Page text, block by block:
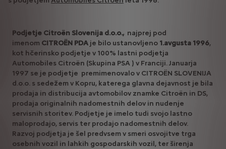
Podjetje Citroën Slovenija d.o.o., najprej pod
imenom CITROËN PDA je bilo ustanovljeno 1.avgusta 1996,
kot hčerinsko podjetje v 100% lastni podjetja
Automobiles Citroën (Skupina PSA ) v Franciji. Januarja
1997 se je podjetje premimenovalo v CITROËN SLOVENIJA
d.o.o. s sedežem v Kopru, katerega glavna dejavnost je bila
prodaja in distribucija avtomobilov znamke Citroën in DS,
prodaja originalnih nadomestnih delov in nudenje
servisnih storitev. Podjetje je imelo tudi svojo lastno
maloprodajo, servis ter prodajo nadomestnih delov.
Razvoj podjetja je šel predvsem v smeri osvojitve trga
osebnih vozil in lahkih gospodarskih vozil, ter širenja